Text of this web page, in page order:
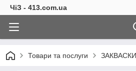
ЧіЗ - 413.com.ua
Товари та послуги ЗАКВАСКИ